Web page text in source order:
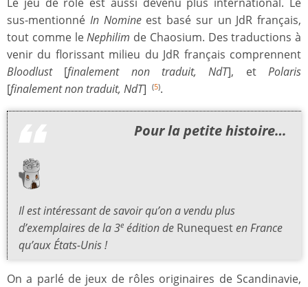
sus-mentionné In Nomineest basé sur un JdR français,
tout comme leNephilim de Chaosium. Des traductions à
venir du florissant milieu du JdR français comprennent
Bloodlust[finalement non traduit, NdT], etPolaris
[finalement non traduit, NdT] (5).
Pour la petite histoire…
Il est intéressant de savoir qu’on a vendu plus
d’exemplaires de la 3e édition de Runequesten France
qu’aux États-Unis !
On a parlé de jeux de rôles originaires de Scandinavie,